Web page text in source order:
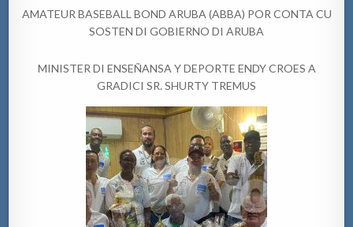
AMATEUR BASEBALL BOND ARUBA (ABBA) POR CONTA CU
SOSTEN DI GOBIERNO DI ARUBA
MINISTER DI ENSEÑANSA Y DEPORTE ENDY CROES A
GRADICI SR. SHURTY TREMUS